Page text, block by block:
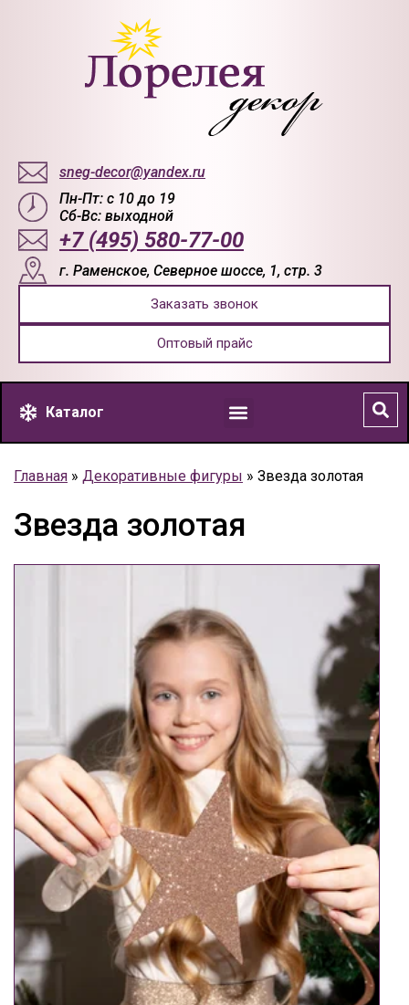
sneg-decor@yandex.ru
Пн-Пт: с 10 до 19
Сб-Вс: выходной
+7 (495) 580-77-00
г. Раменское, Северное шоссе, 1, стр. 3
Заказать звонок
Оптовый прайс
Каталог
Главная » Декоративные фигуры » Звезда золотая
Звезда золотая